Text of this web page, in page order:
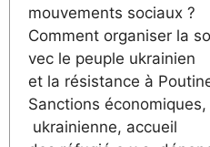
mouvements sociaux ?
Comment organiser la
vec le peuple ukrainien
et la résistance à
Sanctions
ukrainienne, accueil